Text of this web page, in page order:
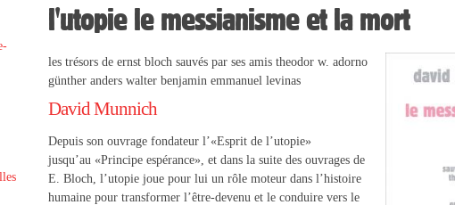
l'utopie le messianisme et la mort
les trésors de ernst bloch sauvés par ses amis theodor w. adorno
günther anders walter benjamin emmanuel levinas
David Munnich
Depuis son ouvrage fondateur l’«Esprit de l’utopie»
jusqu’au «Principe espérance», et dans la suite des ouvrages de
E. Bloch, l’utopie joue pour lui un rôle moteur dans l’histoire
humaine pour transformer l’être-devenu et le conduire vers le